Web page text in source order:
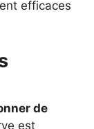
efficaces
de
est